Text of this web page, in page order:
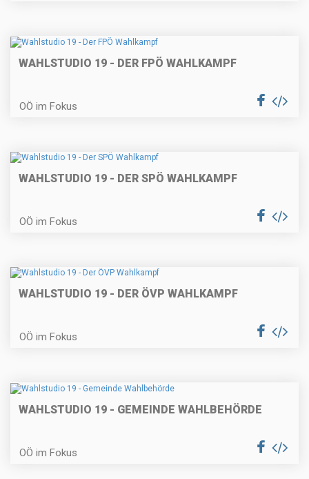
WAHLSTUDIO 19 - DER FPÖ WAHLKAMPF
OÖ im Fokus
WAHLSTUDIO 19 - DER SPÖ WAHLKAMPF
OÖ im Fokus
WAHLSTUDIO 19 - DER ÖVP WAHLKAMPF
OÖ im Fokus
WAHLSTUDIO 19 - GEMEINDE WAHLBEHÖRDE
OÖ im Fokus